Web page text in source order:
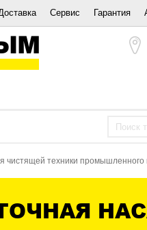
Сервис Гарантия
чистящей техники промышленного